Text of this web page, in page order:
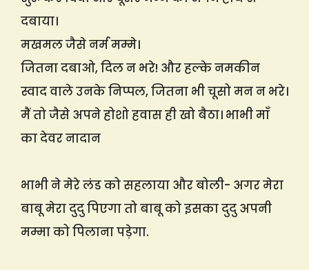
दबाया।
मखमल जैसे नर्म मम्मे।
जितना दबाओ, दिल न भरे! और हल्के नमकीन
स्वाद वाले उनके निप्पल, जितना भी चूसो मन न भरे।
मैं तो जैसे अपने होशो हवास ही खो बैठा। भाभी माँ
का देवर नादान
भाभी ने मेरे लंड को सहलाया और बोली- अगर मेरा
बाबू मेरा दुदु पिएगा तो बाबू को इसका दुदु अपनी
मम्मा को पिलाना पड़ेगा.